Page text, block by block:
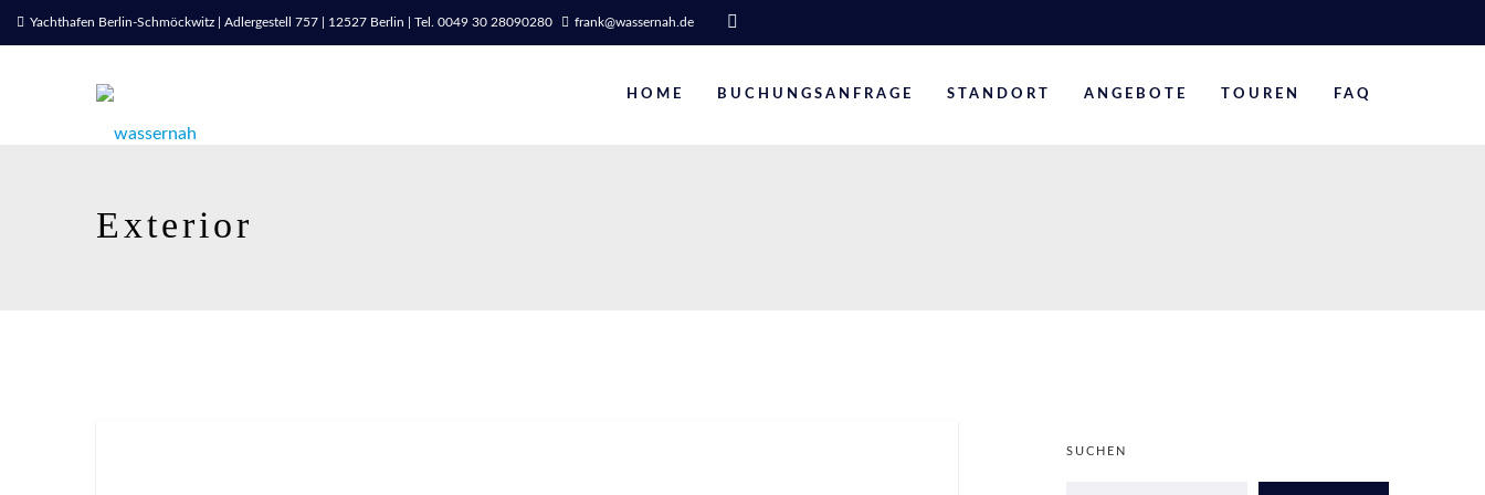
Yachthafen Berlin-Schmöckwitz | Adlergestell 757 | 12527 Berlin | Tel. 0049 30 28090280 frank@wassernah.de
HOME BUCHUNGSANFRAGE STANDORT ANGEBOTE TOUREN FAQ
Exterior
SUCHEN